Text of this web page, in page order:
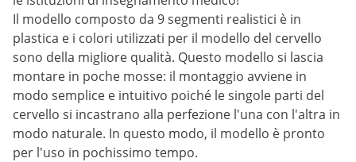
Il modello composto da 9 segmenti realistici è in
plastica e i colori utilizzati per il modello del cervello
sono della migliore qualità. Questo modello si lascia
montare in poche mosse: il montaggio avviene in
modo semplice e intuitivo poiché le singole parti del
cervello si incastrano alla perfezione l'una con l'altra in
modo naturale. In questo modo, il modello è pronto
per l'uso in pochissimo tempo.